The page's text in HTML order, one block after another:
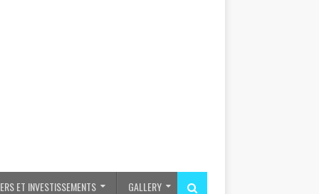
ET INVESTISSEMENTS GALLERY